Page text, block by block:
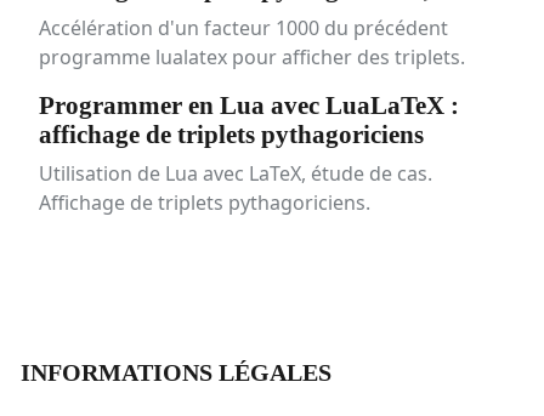
Accélération d'un facteur 1000 du précédent
programme lualatex pour afficher des triplets.
Programmer en Lua avec LuaLaTeX :
affichage de triplets pythagoriciens
Utilisation de Lua avec LaTeX, étude de cas.
Affichage de triplets pythagoriciens.
INFORMATIONS LÉGALES